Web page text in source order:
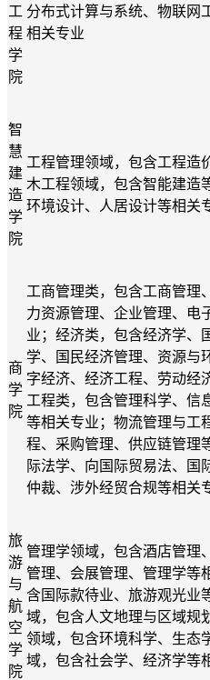
工
程
学
院
分布式计算与系统、 物联网
相关专业
智
慧
建
造
学
院
工程管理领域， 包含工程造
木工程领域， 包含智能建造
环境设计、人居设计等相关
商
学
院
工商管理类， 包含工商管理
力资源管理、企业管理、电
业；经济类， 包含经济学、
学、国民经济管理、资源与
字经济、经济工程、劳动经
工程类， 包含管理科学、信
等相关专业 ； 物流管理与工
程、采购管理、供应链管理
际法学、向国际贸易法、国
仲裁、涉外经贸合规等相关
旅
游
与
航
空
学
院
管理学领域， 包含酒店管理、
管理、 会展管理、 管理学等
含国际款待业、 旅游观光业
域， 包含人文地理与区域规
领域， 包含环境科学、 生态
域， 包含社会学、经济学等